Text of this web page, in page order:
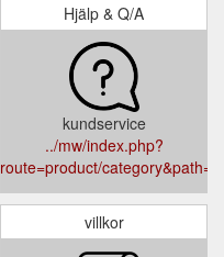
Hjälp & Q/A
kundservice
../mw/index.php?
route=product/
villkor